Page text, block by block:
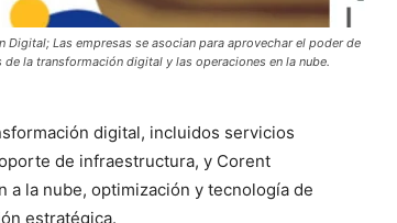
Digital; Las empresas se asocian para aprovechar el poder de
la transformación digital y las operaciones en la nube.
digital, incluidos servicios
de infraestructura, y Corent
a la nube, optimización y tecnología de
estratégica.